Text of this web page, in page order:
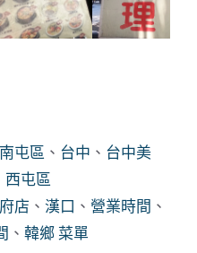
南屯區 、 台中 、 台中美
西屯區
店 、漢口 、 營業時間 、
、 韓鄉 菜單